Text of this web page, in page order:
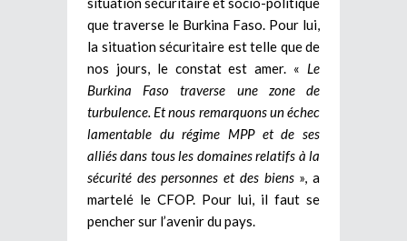
que traverse le Burkina Faso. Pour lui,
la situation sécuritaire est telle que de
nos jours, le constat est amer. « Le
Burkina Faso traverse une zone de
turbulence. Et nous remarquons un échec
lamentable du régime MPP et de ses
alliés dans tous les domaines relatifs à la
sécurité des personnes et des biens », a
martelé le CFOP. Pour lui, il faut se
pencher sur l’avenir du pays.